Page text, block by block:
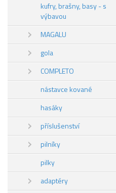
kufry, brašny, basy - s
výbavou
MAGALU
gola
COMPLETO
nástavce kované
hasáky
příslušenství
pilníky
pilky
adaptéry